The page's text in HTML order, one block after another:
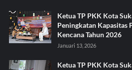
Ketua TP PKK Kota
Peningkatan Kapasitas
Kencana Tahun 2026
Januari 13, 2026
Ketua TP PKK Kota